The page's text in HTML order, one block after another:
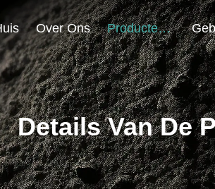
Over Ons Producten
Details Van De